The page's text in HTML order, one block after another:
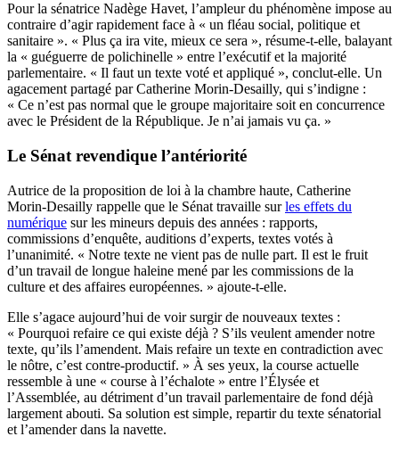
Pour la sénatrice Nadège Havet, l’ampleur du phénomène impose au
contraire d’agir rapidement face à « un fléau social, politique et
sanitaire ». « Plus ça ira vite, mieux ce sera », résume-t-elle, balayant
la « guéguerre de polichinelle » entre l’exécutif et la majorité
parlementaire. « Il faut un texte voté et appliqué », conclut-elle. Un
agacement partagé par Catherine Morin-Desailly, qui s’indigne :
« Ce n’est pas normal que le groupe majoritaire soit en concurrence
avec le Président de la République. Je n’ai jamais vu ça. »
Le Sénat revendique l’antériorité
Autrice de la proposition de loi à la chambre haute, Catherine
Morin-Desailly rappelle que le Sénat travaille surles effets du
numérique sur les mineurs depuis des années : rapports,
commissions d’enquête, auditions d’experts, textes votés à
l’unanimité. « Notre texte ne vient pas de nulle part. Il est le fruit
d’un travail de longue haleine mené par les commissions de la
culture et des affaires européennes. » ajoute-t-elle.
Elle s’agace aujourd’hui de voir surgir de nouveaux textes :
« Pourquoi refaire ce qui existe déjà ? S’ils veulent amender notre
texte, qu’ils l’amendent. Mais refaire un texte en contradiction avec
le nôtre, c’est contre-productif. » À ses yeux, la course actuelle
ressemble à une « course à l’échalote » entre l’Élysée et
l’Assemblée, au détriment d’un travail parlementaire de fond déjà
largement abouti. Sa solution est simple, repartir du texte sénatorial
et l’amender dans la navette.